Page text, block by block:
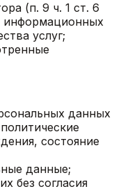
(п. 9 ч. 1 ст. 6
информационных
услуг;
данных
состояние
данные;
без согласия